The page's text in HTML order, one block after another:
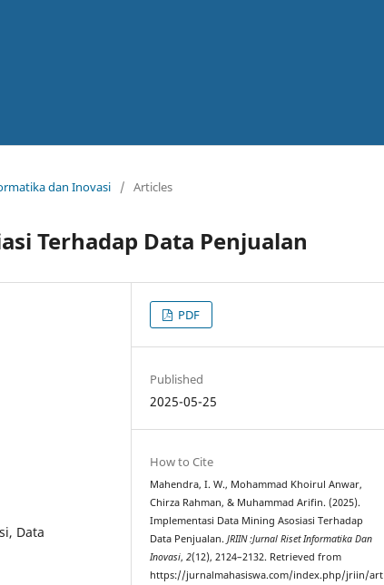
dan Inovasi / Articles
Terhadap Data Penjualan
Data
PDF
Published
2025-05-25
How to Cite
Mahendra, I. W., Mohammad Khoirul Anwar,
Chirza Rahman, & Muhammad Arifin. (2025).
Implementasi Data Mining Asosiasi Terhadap
Data Penjualan.JRIIN :Jurnal Riset Informatika Dan
Inovasi,2(12), 2124–2132. Retrieved from
https://jurnalmahasiswa.com/index.php/jriin/art